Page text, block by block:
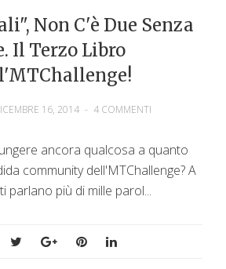
Non C'è Due Senza
Il Terzo Libro
16, 2014 - 4 COMMENTI
ancora qualcosa a quanto
community dell'MTChallenge? A
parlano più di mille parol...